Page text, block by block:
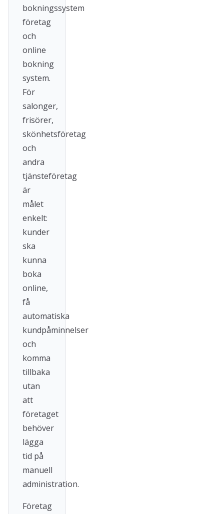
bokningssystem
företag
och
online
bokning
system.
För
salonger,
frisörer,
skönhetsföretag
och
andra
tjänsteföretag
är
målet
enkelt:
kunder
ska
kunna
boka
online,
få
automatiska
kundpåminnelser
och
komma
tillbaka
utan
att
företaget
behöver
lägga
tid på
manuell
administration.
Företag